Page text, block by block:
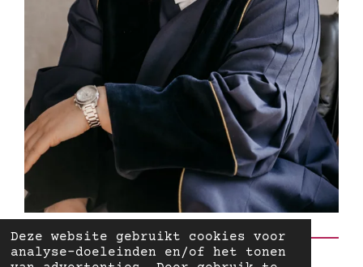
Deze website gebruikt cookies voor
analyse-doeleinden en/of het tonen